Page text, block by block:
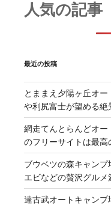
人気の記事
最近の投稿
とままえ夕陽ヶ丘オ
や利尻富士が望める絶
網走てんとらんどオ
のフリーサイトは最高
ブウベツの森キャン
エビなどの贅沢グルメ
達古武オートキャン